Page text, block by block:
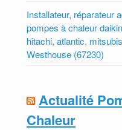
Installateur, réparateur
pompes à chaleur
hitachi, atlantic,
Westhouse (67230)
Actualité
Chaleur